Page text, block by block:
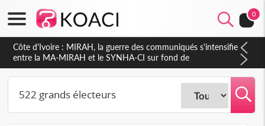
0
Côte d'Ivoire : MIRAH, la guerre des communiqués s'intensifie
entre la MA-MIRAH et le SYNHA-CI sur fond de
gouvernance et le projet de précompte sur les salaires des
agents